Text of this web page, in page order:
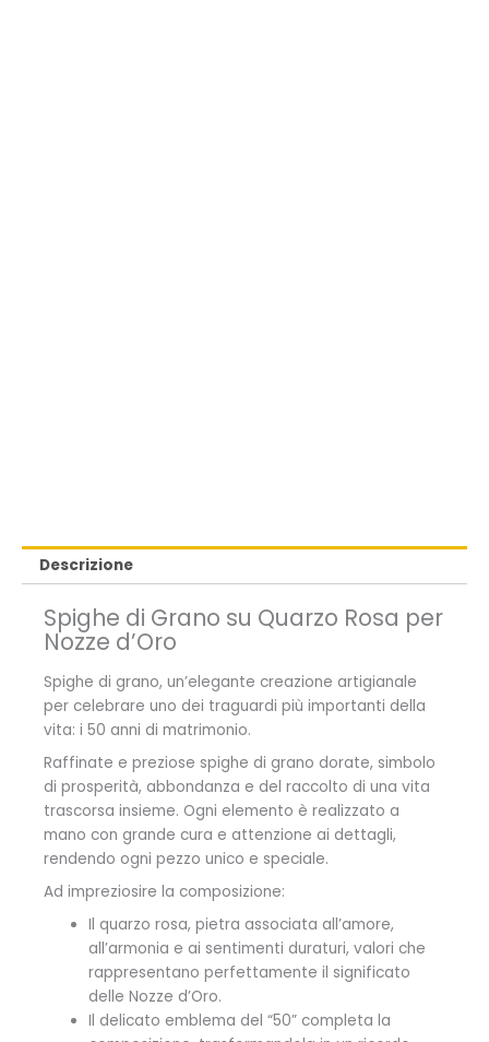
Descrizione
Spighe di Grano su Quarzo Rosa per
Nozze d’Oro
Spighe di grano, un’elegante creazione artigianale
per celebrare uno dei traguardi più importanti della
vita: i 50 anni di matrimonio.
Raffinate e preziose spighe di grano dorate, simbolo
di prosperità, abbondanza e del raccolto di una vita
trascorsa insieme. Ogni elemento è realizzato a
mano con grande cura e attenzione ai dettagli,
rendendo ogni pezzo unico e speciale.
Ad impreziosire la composizione:
Il quarzo rosa, pietra associata all’amore,
all’armonia e ai sentimenti duraturi, valori che
rappresentano perfettamente il significato
delle Nozze d’Oro.
Il delicato emblema del “50” completa la